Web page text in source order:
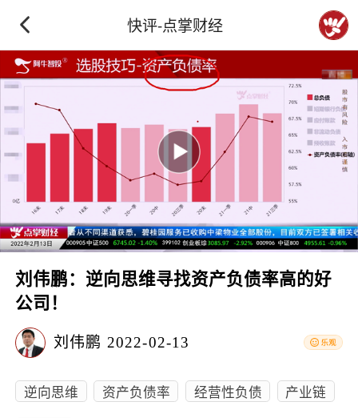
快评-点掌财经
刘伟鹏：逆向思维寻找资产负债率高的好
公司！
刘伟鹏 2022-02-13
逆向思维 资产负债率 经营性负债
产业链